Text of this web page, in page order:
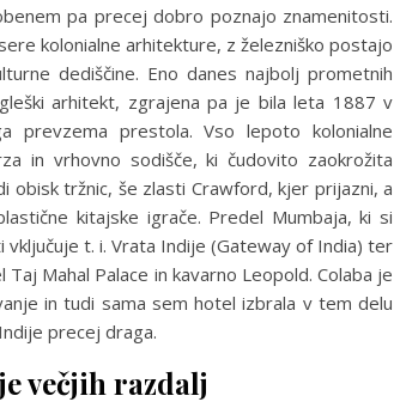
pa precej dobro poznajo znamenitosti.
kolonialne arhitekture, z železniško postajo
dediščine. Eno danes najbolj prometnih
arhitekt, zgrajena pa je bila leta 1887 v
prevzema prestola. Vso lepoto kolonialne
in vrhovno sodišče, ki čudovito zaokrožita
obisk tržnic, še zlasti Crawford, kjer prijazni, a
kitajske igrače. Predel Mumbaja, ki si
t. i. Vrata Indije (Gateway of India) ter
Mahal Palace in kavarno Leopold. Colaba je
in tudi sama sem hotel izbrala v tem delu
precej draga.
večjih razdalj